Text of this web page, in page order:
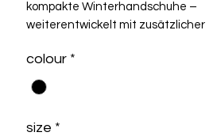
kompakte Winterhandschuhe –
weiterentwickelt mit zusätzlicher
Handflächendesign, das
verhindert, aber gleichzeitig ein
Griffgefühl am Lenker und
colour *
size *